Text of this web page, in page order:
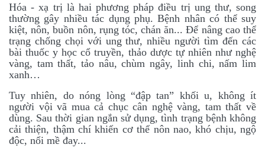
Hóa - xạ trị là hai phương pháp điều trị ung thư, song
thường gây nhiều tác dụng phụ. Bệnh nhân có thể suy
kiệt, nôn, buồn nôn, rụng tóc, chán ăn... Để nâng cao thể
trạng chống chọi với ung thư, nhiều người tìm đến các
bài thuốc y học cổ truyền, thảo dược tự nhiên như nghệ
vàng, tam thất, tảo nâu, chùm ngây, linh chi, nấm lim
xanh…
Tuy nhiên, do nóng lòng “đập tan” khối u, không ít
người vội vã mua cả chục cân nghệ vàng, tam thất về
dùng. Sau thời gian ngắn sử dụng, tình trạng bệnh không
cải thiện, thậm chí khiến cơ thể nôn nao, khó chịu, ngộ
độc, nổi mề đay...